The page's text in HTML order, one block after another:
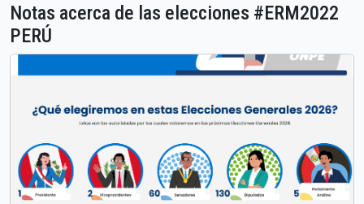
Notas acerca de las elecciones #ERM2022
PERÚ